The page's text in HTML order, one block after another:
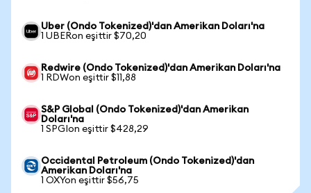
Uber (Ondo Tokenized)'dan Amerikan Doları'na
1 UBERon eşittir $70,20
Redwire (Ondo Tokenized)'dan Amerikan Doları'na
1 RDWon eşittir $11,88
S&P Global (Ondo Tokenized)'dan Amerikan
Doları'na
1 SPGIon eşittir $428,29
Occidental Petroleum (Ondo Tokenized)'dan
Amerikan Doları'na
1 OXYon eşittir $56,75